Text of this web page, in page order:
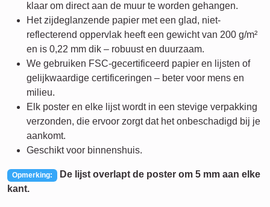
klaar om direct aan de muur te worden gehangen.
Het zijdeglanzende papier met een glad, niet-
reflecterend oppervlak heeft een gewicht van 200 g/m²
en is 0,22 mm dik – robuust en duurzaam.
We gebruiken FSC-gecertificeerd papier en lijsten of
gelijkwaardige certificeringen – beter voor mens en
milieu.
Elk poster en elke lijst wordt in een stevige verpakking
verzonden, die ervoor zorgt dat het onbeschadigd bij je
aankomt.
Geschikt voor binnenshuis.
Opmerking:
De lijst overlapt de poster om 5 mm aan elke
kant.